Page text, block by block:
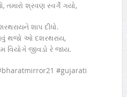
તમારો શ્રવણ સ્વર્ગે ગયો,
શાપ દીધો.
થજો ઓ દશરથરાય,
વિયોગે જીવડો રે જાય.
#gujarati